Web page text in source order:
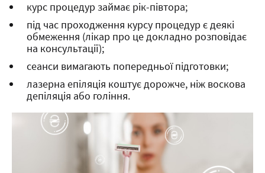
курс процедур займає рік-півтора;
під час проходження курсу процедур є деякі
обмеження (лікар про це докладно розповідає
на консультації);
сеанси вимагають попередньої підготовки;
лазерна епіляція коштує дорожче, ніж воскова
депіляція або гоління.